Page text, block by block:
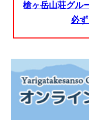
槍ヶ岳山荘グル
必